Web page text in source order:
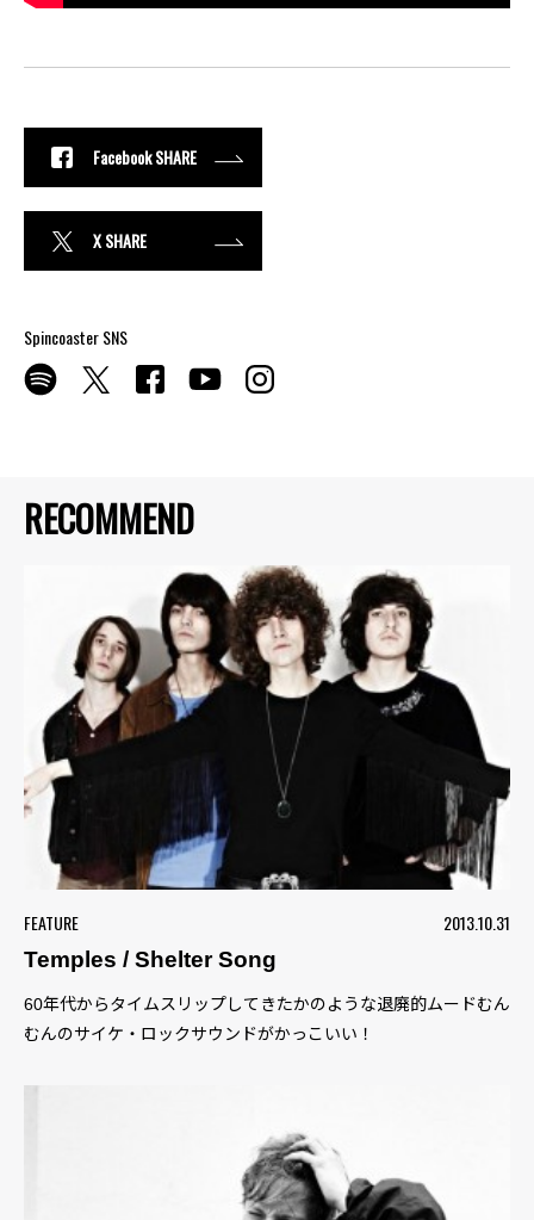
RECOMMEND
FEATURE
2013.10.31
Temples / Shelter Song
60年代からタイムスリップしてきたかのような退廃的ムードむん
むんのサイケ・ロックサウンドがかっこいい！
Facebook SHARE
X SHARE
Spincoaster SNS